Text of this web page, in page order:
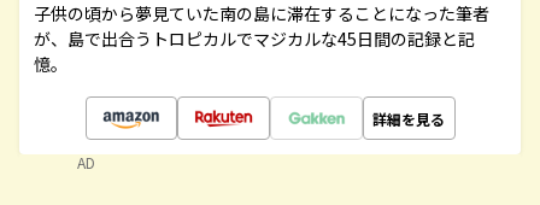
子供の頃から夢見ていた南の島に滞在することになった筆者
が、島で出合うトロピカルでマジカルな45日間の記録と記
憶。
詳細を見る
AD